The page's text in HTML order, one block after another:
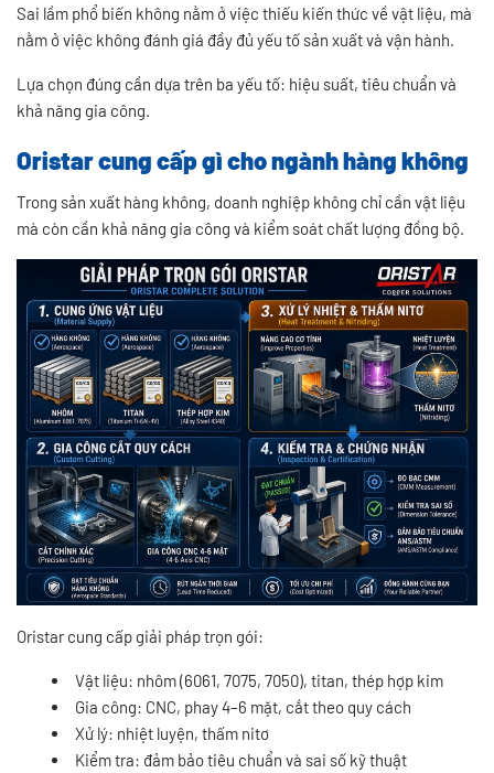
Sai lầm phổ biến không nằm ở việc thiếu kiến thức về vật liệu, mà
nằm ở việc không đánh giá đầy đủ yếu tố sản xuất và vận hành.
Lựa chọn đúng cần dựa trên ba yếu tố: hiệu suất, tiêu chuẩn và
khả năng gia công.
Oristar cung cấp gì cho ngành hàng không
Trong sản xuất hàng không, doanh nghiệp không chỉ cần vật liệu
mà còn cần khả năng gia công và kiểm soát chất lượng đồng bộ.
Oristar cung cấp giải pháp trọn gói:
Vật liệu: nhôm (6061, 7075, 7050), titan, thép hợp kim
Gia công: CNC, phay 4–6 mặt, cắt theo quy cách
Xử lý: nhiệt luyện, thấm nitơ
Kiểm tra: đảm bảo tiêu chuẩn và sai số kỹ thuật